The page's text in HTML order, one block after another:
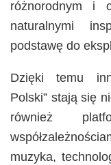
różnorodnym i
naturalnymi
podstawę do
Dzięki temu
Polski” stają się
również
muzyka,